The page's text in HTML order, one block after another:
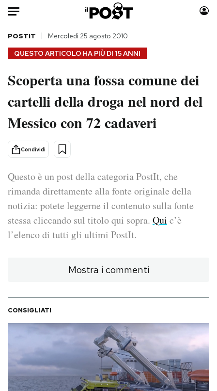
Auto
HOME
Italia
Politica
Tecnologia
Scienza
Economia
Sport
Moda
Consumismi
Storie/Idee
Altrecose
Mondiali calcio 2026
PODCAST
NEWSLETTER
I MIEI PREFERITI
SHOP
CALENDARIO
QUESTO ARTICOLO HA PIÙ DI 15 ANNI
POSTIT Mercoledì 25 agosto 2010
Scoperta una fossa comune dei
cartelli della droga nel nord del
Messico con 72 cadaveri
Condividi
Questo è un post della categoria PostIt, che
rimanda direttamente alla fonte originale della
notizia: potete leggerne il contenuto sulla fonte
stessa cliccando sul titolo qui sopra. Qui c’è
l’elenco di tutti gli ultimi PostIt.
Mostra i commenti
CONSIGLIATI